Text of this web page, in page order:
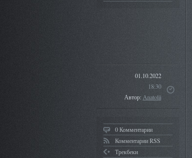
01.10.2022
18:30
Автор:Anatolii
0 Комментарии
Комментарии RSS
Трекбеки